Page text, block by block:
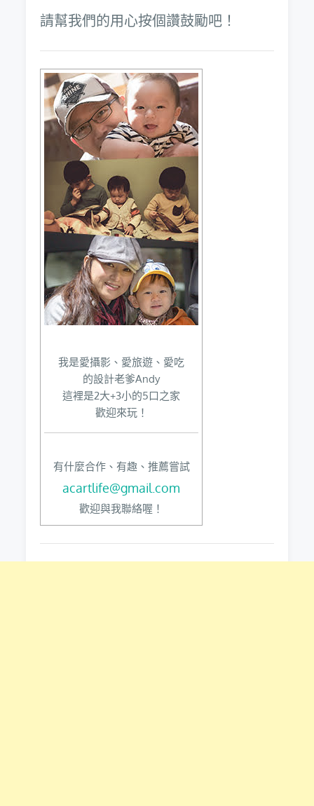
請幫我們的用心按個讚鼓勵吧！
我是愛攝影、愛旅遊、愛吃
的設計老爹Andy
這裡是2大+3小的5口之家
歡迎來玩！
有什麼合作、有趣、推薦嘗試
acartlife@gmail.com
歡迎與我聯絡喔！